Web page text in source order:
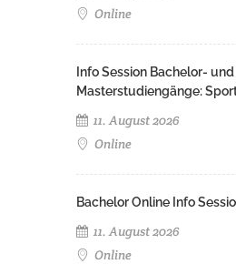
Online
Info Session Bachelor- und
Masterstudiengänge:
11. August 2026
Online
Bachelor Online Info
11. August 2026
Online